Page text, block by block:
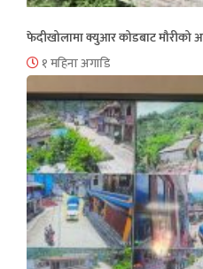
फेदीखोलामा क्युआर कोडबाट मौरीको
१ महिना अगाडि